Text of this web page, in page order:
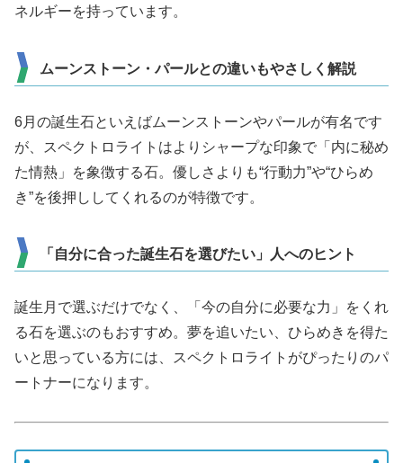
ネルギーを持っています。
ムーンストーン・パールとの違いもやさしく解説
6月の誕生石といえばムーンストーンやパールが有名です
が、スペクトロライトはよりシャープな印象で「内に秘め
た情熱」を象徴する石。優しさよりも“行動力”や“ひらめ
き”を後押ししてくれるのが特徴です。
「自分に合った誕生石を選びたい」人へのヒント
誕生月で選ぶだけでなく、「今の自分に必要な力」をくれ
る石を選ぶのもおすすめ。夢を追いたい、ひらめきを得た
いと思っている方には、スペクトロライトがぴったりのパ
ートナーになります。